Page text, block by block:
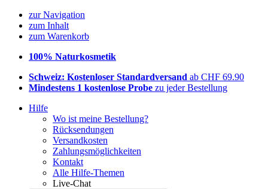
zur Navigation
zum Inhalt
zum Warenkorb
100% Naturkosmetik
Schweiz: Kostenloser Standardversand ab CHF 69.90
Mindestens 1 kostenlose Probe zu jeder Bestellung
Hilfe
Wo ist meine Bestellung?
Rücksendungen
Versandkosten
Zahlungsmöglichkeiten
Kontakt
Alle Hilfe-Themen
Live-Chat